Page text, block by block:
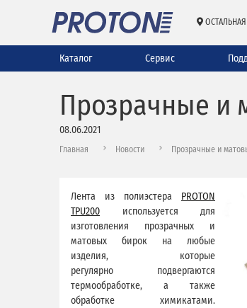
Каталог Сервис
Прозрачные и
08.06.2021
Главная Новости Прозрачные и
Лента из полиэстера PROTON
TPU200 используется для
изготовления прозрачных и
матовых бирок на любые
изделия, которые
регулярно подвергаются
термообработке, а также
обработке химикатами.